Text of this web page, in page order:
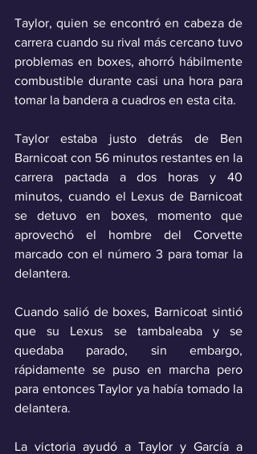
Taylor, quien se encontró en cabeza de
carrera cuando su rival más cercano tuvo
problemas en boxes, ahorró hábilmente
combustible durante casi una hora para
tomar la bandera a cuadros en esta cita.
Taylor estaba justo detrás de Ben
Barnicoat con 56 minutos restantes en la
carrera pactada a dos horas y 40
minutos, cuando el Lexus de Barnicoat
se detuvo en boxes, momento que
aprovechó el hombre del Corvette
marcado con el número 3 para tomar la
delantera.
Cuando salió de boxes, Barnicoat sintió
que su Lexus se tambaleaba y se
quedaba parado, sin embargo,
rápidamente se puso en marcha pero
para entonces Taylor ya había tomado la
delantera.
La victoria ayudó a Taylor y García a